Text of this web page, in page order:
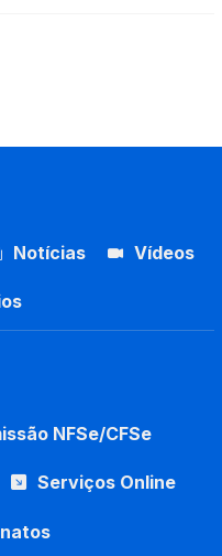
Notícias Vídeos
NFSe/CFSe
Serviços Online